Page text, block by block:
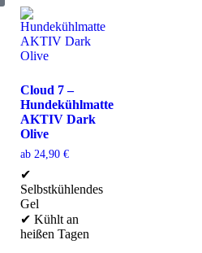
Cloud 7 –
Hundekühlmatte
AKTIV Dark
Olive
ab 24,90 €
✔
Selbstkühlendes
Gel
✔ Kühlt an
heißen Tagen